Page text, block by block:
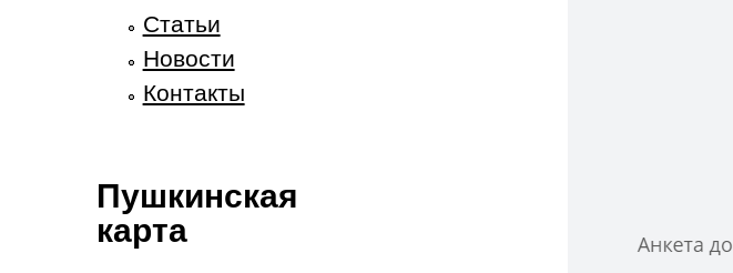
Статьи
Новости
Контакты
Пушкинская
карта